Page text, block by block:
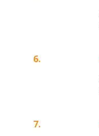
6.
7.